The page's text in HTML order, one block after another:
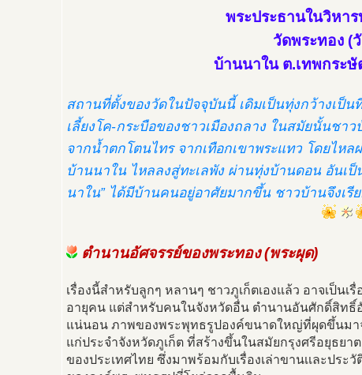
พระประธานในวิหา
วัดพระทอง (
บ้านนาใน ต.เทพกระษั
สถานที่ตั้งของวัดในปัจจุบันนี้ เดิมเป็นทุ่งกว้างเป็
เลี้ยงโค-กระบือของชาวเมืองถลาง ในสมัยนั้นชา
จากน้ำตกโตนไทร จากเทือกเขาพระแทว โดยไห
บ้านนาใน ไหลลงสู่ทะเลพัง ผ่านทุ่งบ้านดอน อันเป็
นาใน” ได้มีบ้านคนอยู่อาศัยมากขึ้น ชาวบ้านจึงเรี
ตำนานอัศจรรย์ของพระทอง (พระผุด)
เรื่องนี้สำหรับลูกๆ หลานๆ ชาวภูเก็ตเองแล้ว อาจเป็
อายุคน แต่สำหรับคนในจังหวัดอื่น ตำนานอันศักดิ์สิทธิ์
แน่นอน ภาพของพระพุทธรูปองค์ขนาดใหญ่ที่ผุดขึ้นมา
แก่ประจำจังหวัดภูเก็ต ที่สร้างขึ้นในสมัยกรุงศรีอยุธย
ของประเทศไทย ซึ่งมาพร้อมกับเรื่องเล่าขานเเละปร